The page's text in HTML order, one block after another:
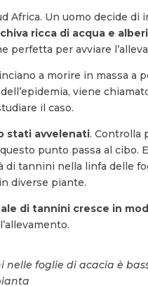
Africa. Un uomo decide
ricca di acqua e
perfetta per avviare
a morire in massa a
viene
il caso.
stati avvelenati. Controlla
punto passa al cibo.
di tannini nella linfa delle
diverse piante.
di tannini cresce in
foglie di acacia è